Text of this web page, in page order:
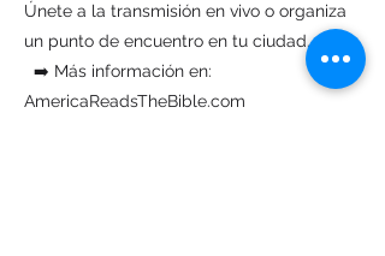
Únete a la transmisión en vivo o organiza
un punto de encuentro en tu ciudad.
➡️ Más información en:
AmericaReadsTheBible.com